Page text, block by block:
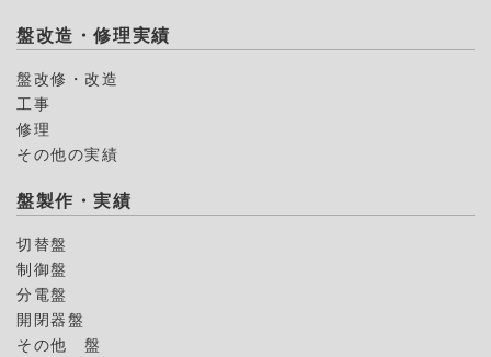
盤改造・修理実績
盤改修・改造
工事
修理
その他の実績
盤製作・実績
切替盤
制御盤
分電盤
開閉器盤
その他 盤